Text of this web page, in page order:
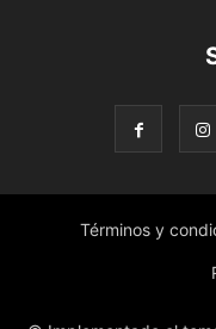
Términos y